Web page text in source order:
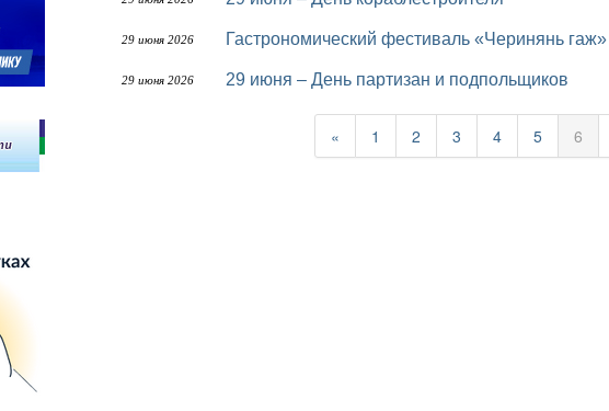
29 июня 2026 Гастрономический фестиваль «Черинянь
29 июня 2026 29 июня – День партизан и подпольщиков
« 1 2 3 4 5 6